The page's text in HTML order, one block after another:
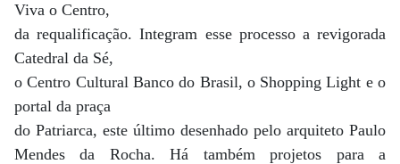
Viva o Centro,
da requalificação. Integram esse processo a revigorada
Catedral da Sé,
o Centro Cultural Banco do Brasil, o Shopping Light e o
portal da praça
do Patriarca, este último desenhado pelo arquiteto Paulo
Mendes da Rocha. Há também projetos para a